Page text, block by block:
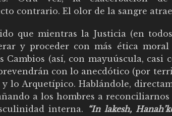
contrario. El olor de la sangre
que mientras la Justicia (en
y proceder con más ética
Cambios (así, con mayuúscula, casi
con lo anecdótico (por
lo Arquetípico. Hablándole,
a los hombres a
interna.
“In lakesh,